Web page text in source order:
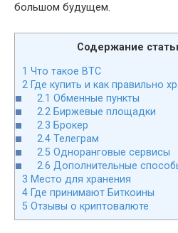
большом будущем.
Содержание
1 Что такое BTC
2 Где купить и как правильно
2.1 Обменные пункты
2.2 Биржевые площадки
2.3 Брокер
2.4 Телеграм
2.5 Одноранговые сервисы
2.6 Дополнительные
3 Место для хранения
4 Где принимают Биткоины
5 Отзывы о криптовалюте